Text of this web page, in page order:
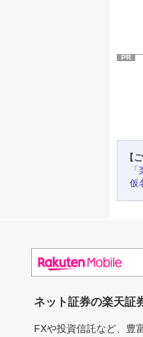
PR
【
仮
ネット証券の楽天証
FXや投資信託など、豊